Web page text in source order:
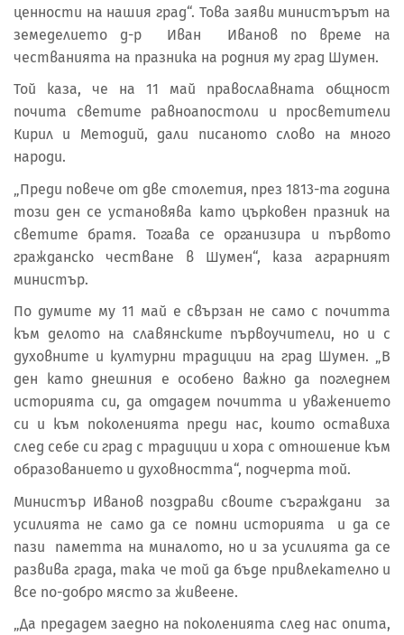
ценности на нашия град“. Това заяви министърът на
земеделието д-р Иван Иванов по време на
честванията на празника на родния му град Шумен.
Той каза, че на 11 май православната общност
почита светите равноапостоли и просветители
Кирил и Методий, дали писаното слово на много
народи.
„Преди повече от две столетия, през 1813-та година
този ден се установява като църковен празник на
светите братя. Тогава се организира и първото
гражданско честване в Шумен“, каза аграрният
министър.
По думите му 11 май е свързан не само с почитта
към делото на славянските първоучители, но и с
духовните и културни традиции на град Шумен. „В
ден като днешния е особено важно да погледнем
историята си, да отдадем почитта и уважението
си и към поколенията преди нас, които оставиха
след себе си град с традиции и хора с отношение към
образованието и духовността“, подчерта той.
Министър Иванов поздрави своите съграждани за
усилията не само да се помни историята и да се
пази паметта на миналото, но и за усилията да се
развива града, така че той да бъде привлекателно и
все по-добро място за живеене.
„Да предадем заедно на поколенията след нас опита,